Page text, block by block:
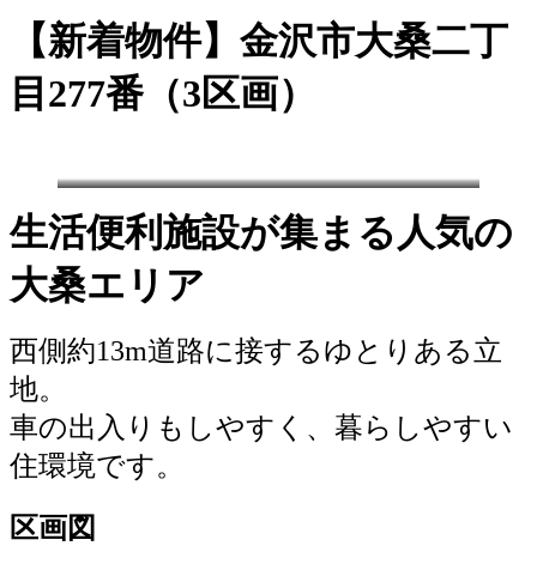
【新着物件】金沢市大桑二丁
目277番（3区画）
生活便利施設が集まる人気の
大桑エリア
西側約13m道路に接するゆとりある立
地。
車の出入りもしやすく、暮らしやすい
住環境です。
区画図